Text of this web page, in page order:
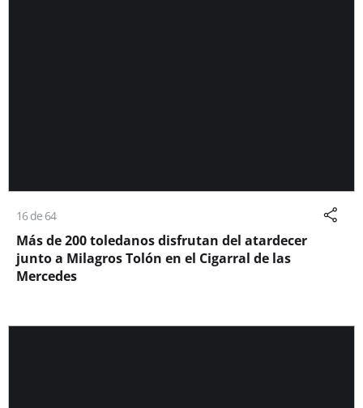
16 de 64
Más de 200 toledanos disfrutan del atardecer
junto a Milagros Tolón en el Cigarral de las
Mercedes